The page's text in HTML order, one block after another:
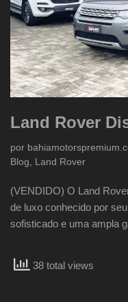
Land Rover
por
Blog, Land Rover
(VENDIDO) O Land
de luxo conhecido por
sofisticado e uma ampla
38 total views